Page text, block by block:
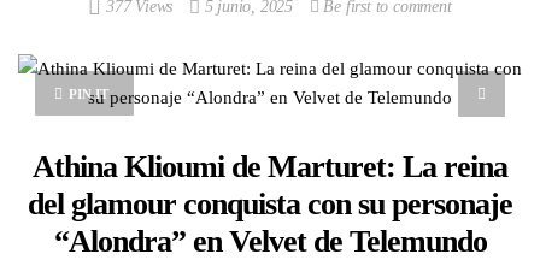
377 Views 5 junio, 2025 Be first to comment
PIN IT
Athina Klioumi de Marturet: La reina
del glamour conquista con su personaje
“Alondra” en Velvet de Telemundo